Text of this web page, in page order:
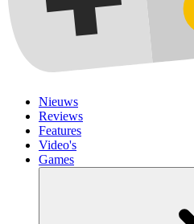
Nieuws
Reviews
Features
Video's
Games